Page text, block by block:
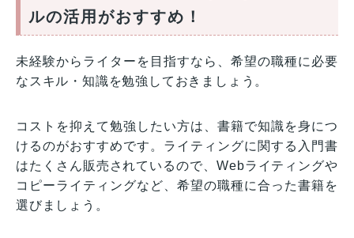
ルの活用がおすすめ！
未経験からライターを目指すなら、希望の職種に必要
なスキル・知識を勉強しておきましょう。
コストを抑えて勉強したい方は、書籍で知識を身につ
けるのがおすすめです。ライティングに関する入門書
はたくさん販売されているので、Webライティングや
コピーライティングなど、希望の職種に合った書籍を
選びましょう。